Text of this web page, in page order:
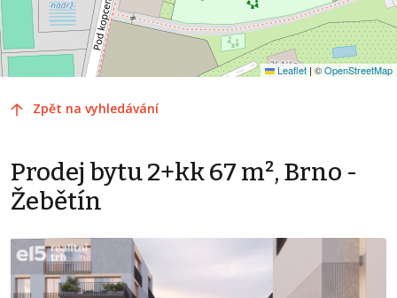
Leaflet | ©OpenStreetMap
Zpět na vyhledávání
Prodej bytu 2+kk 67 m², Brno -
Žebětín